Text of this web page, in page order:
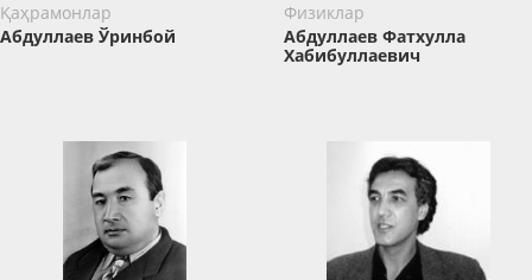
Қаҳрамонлар
Абдуллаев Ўринбой
Физиклар
Абдуллаев Фатхулла
Хабибуллаевич